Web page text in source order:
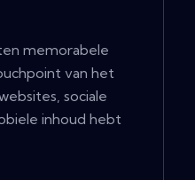
memorabele
van het
sociale
inhoud hebt